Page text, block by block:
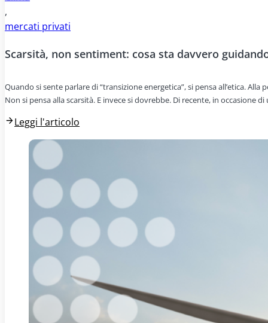
,
mercati privati
Scarsità, non sentiment: cosa sta davvero
Quando si sente parlare di “transizione energetica”, si pensa all’etica.
Non si pensa alla scarsità. E invece si dovrebbe. Di recente, in
Leggi l'articolo